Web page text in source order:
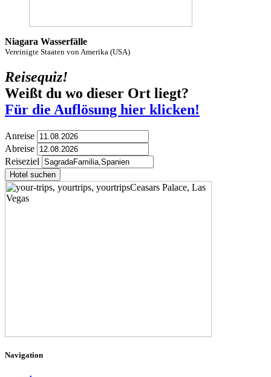
Niagara Wasserfälle
Vereinigte Staaten von Amerika (USA)
Reisequiz!
Weißt du wo dieser Ort liegt?
Für die Auflösung hier klicken!
Anreise
Abreise
Reiseziel
Hotel suchen
Navigation